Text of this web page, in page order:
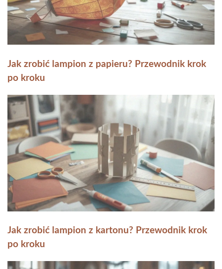
Jak zrobić lampion z papieru? Przewodnik krok
po kroku
Jak zrobić lampion z kartonu? Przewodnik krok
po kroku